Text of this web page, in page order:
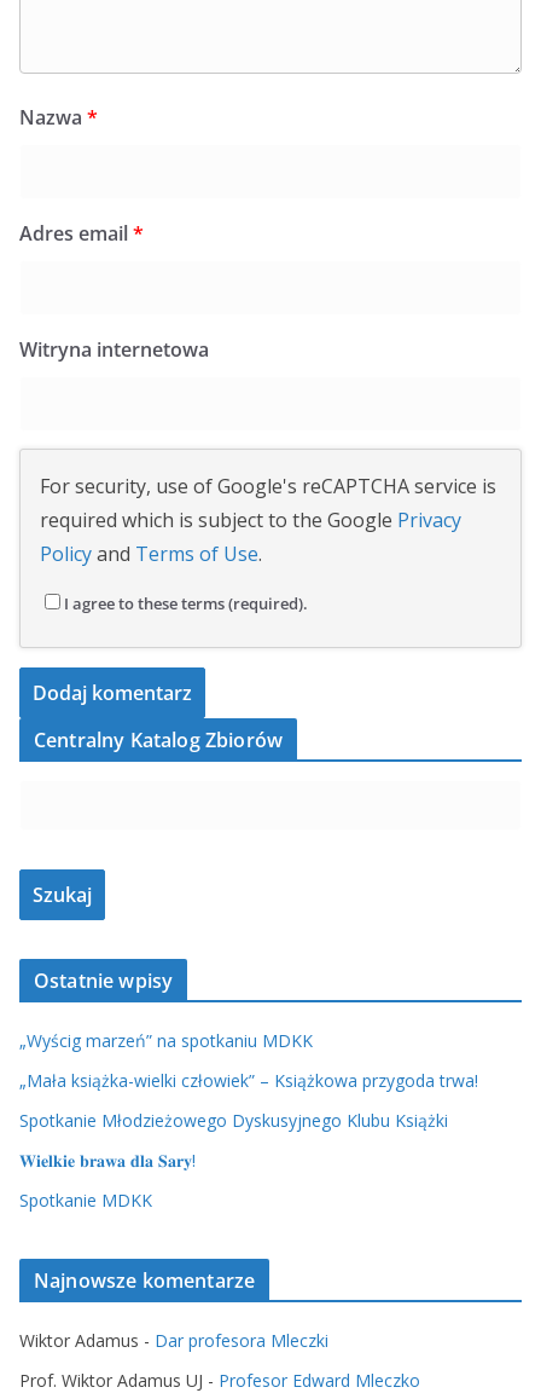
Nazwa *
Adres email*
Witryna internetowa
For security, use of Google's reCAPTCHA service is
required which is subject to the Google Privacy
Policyand Terms of Use.
I agree to these terms (required).
Centralny Katalog Zbiorów
Ostatnie wpisy
„Wyścig marzeń” na spotkaniu MDKK
„Mała książka-wielki człowiek” – Książkowa przygoda trwa!
Spotkanie Młodzieżowego Dyskusyjnego Klubu Książki
𝐖𝐢𝐞𝐥𝐤𝐢𝐞 𝐛𝐫𝐚𝐰𝐚 𝐝𝐥𝐚 𝐒𝐚𝐫𝐲!
Spotkanie MDKK
Najnowsze komentarze
Wiktor Adamus - Dar profesora Mleczki
Prof. Wiktor Adamus UJ - Profesor Edward Mleczko